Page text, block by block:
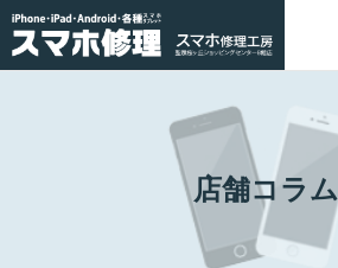
店舗コラム